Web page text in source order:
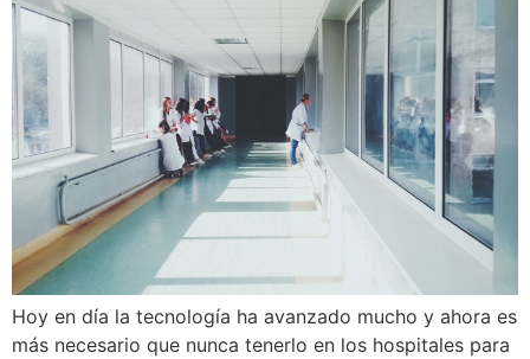
Hoy en día la tecnología ha avanzado mucho y ahora es
más necesario que nunca tenerlo en los hospitales para